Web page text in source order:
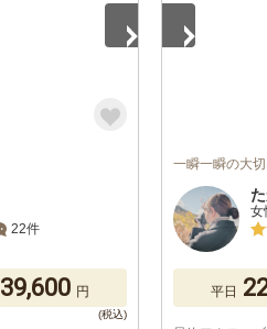
22件
39,600 円
一瞬一瞬の大
女
平日